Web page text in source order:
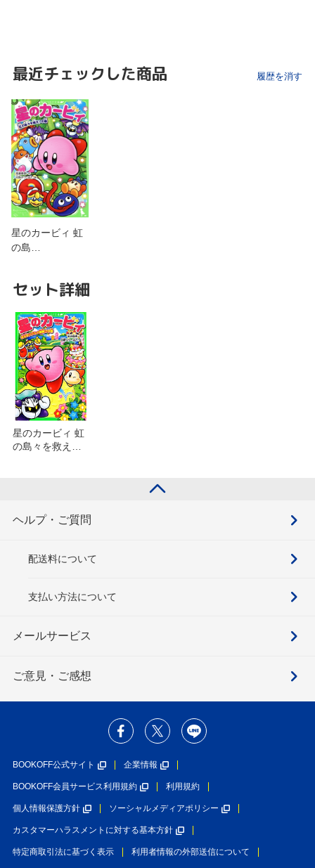
最近チェックした商品 履歴を消す
星のカービィ 虹
の島…
セット詳細
星のカービィ 虹
の島々を救え！
ヘルプ・ご質問
配送料について
支払い方法について
メールサービス
ご意見・ご感想
BOOKOFF公式サイト 企業情報
BOOKOFF会員サービス利用規約 利用規約
個人情報保護方針 ソーシャルメディアポリシー
カスタマーハラスメントに対する基本方針
特定商取引法に基づく表示 利用者情報の外部送信について